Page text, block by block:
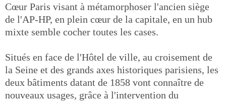
Cœur Paris visant à métamorphoser l'ancien siège
de l'AP-HP, en plein cœur de la capitale, en un hub
mixte semble cocher toutes les cases.
Situés en face de l'Hôtel de ville, au croisement de
la Seine et des grands axes historiques parisiens, les
deux bâtiments datant de 1858 vont connaître de
nouveaux usages, grâce à l'intervention du